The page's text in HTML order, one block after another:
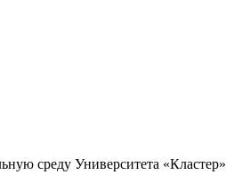
среду Университета «Кластер»